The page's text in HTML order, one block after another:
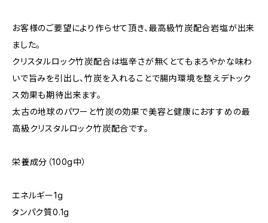
お客様のご要望により作らせて頂き、最高級竹炭配合岩塩が出来
ました。
クリスタルロック竹炭配合は塩辛さが無くとてもまろやかな味わ
いで旨みを引出し、竹炭を入れることで腸内環境を整えデトック
ス効果も期待出来ます。
太古の地球のパワーと竹炭の効果で美容と健康におすすめの最
高級クリスタルロック竹炭配合です。
栄養成分（100g中）
エネルギー1g
タンパク質0.1g